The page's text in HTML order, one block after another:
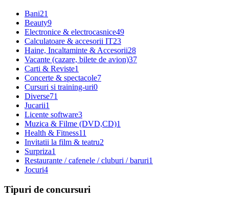
Bani21
Beauty9
Electronice & electrocasnice49
Calculatoare & accesorii IT23
Haine, Incaltaminte & Accesorii28
Vacante (cazare, bilete de avion)37
Carti & Reviste1
Concerte & spectacole7
Cursuri si training-uri0
Diverse71
Jucarii1
Licente software3
Muzica & Filme (DVD,CD)1
Health & Fitness11
Invitatii la film & teatru2
Surpriza1
Restaurante / cafenele / cluburi / baruri1
Jocuri4
Tipuri de concursuri